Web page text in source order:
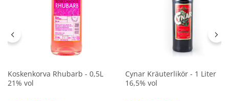
Koskenkorva Rhubarb - 0,5L
21% vol
Cynar Kräuterlikör - 1 Liter
16,5% vol